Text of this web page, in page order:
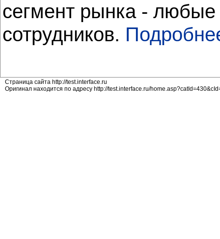
сегмент рынка -
сотрудников.
Страница сайта http://test.interface.ru
Оригинал находится по адресу http://test.interface.ru/